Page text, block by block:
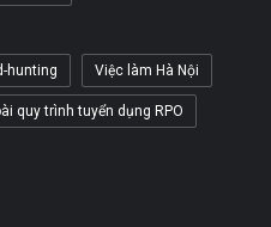
hunting Việc làm Hà Nội
quy trình tuyển dụng RPO